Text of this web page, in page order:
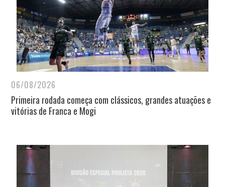
06/08/2026
Primeira rodada começa com clássicos, grandes atuações e
vitórias de Franca e Mogi